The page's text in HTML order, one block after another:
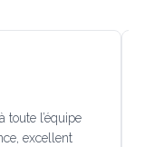
toute l’équipe
excellent